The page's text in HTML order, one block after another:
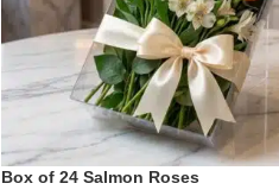
Box of 24 Salmon Roses